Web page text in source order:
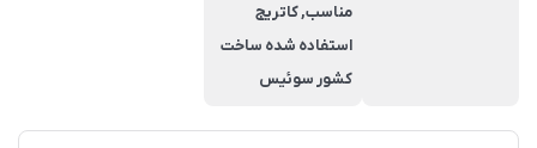
مناسب, کاتریج
استفاده شده ساخت
کشور سوئیس